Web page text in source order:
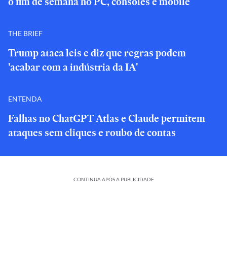
THE BRIEF
Trump ataca leis e diz que regras podem
'acabar com a indústria da IA'
ENTENDA
Falhas no ChatGPT Atlas e Claude permitem
ataques sem cliques e roubo de contas
CONTINUA APÓS A PUBLICIDADE